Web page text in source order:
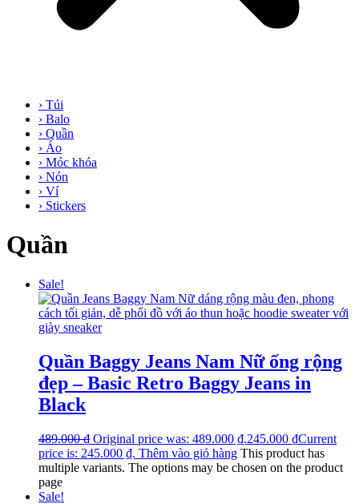
› Túi
› Balo
› Quần
› Áo
› Móc khóa
› Nón
› Ví
› Stickers
Quần
Sale!
Quần Baggy Jeans Nam Nữ ống rộng
đẹp – Basic Retro Baggy Jeans in
Black
489.000₫ Original price was: 489.000 ₫.245.000 ₫Current
price is: 245.000 ₫. Thêm vào giỏ hàng This product has
multiple variants. The options may be chosen on the product
page
Sale!